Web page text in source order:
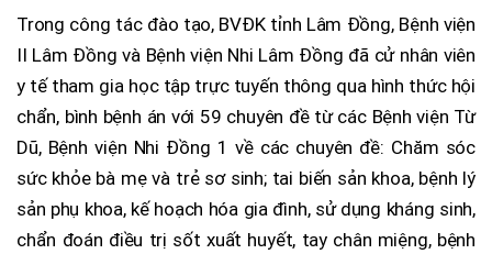
Trong công tác đào tạo, BVĐK tỉnh Lâm Đồng, Bệnh viện
II Lâm Đồng và Bệnh viện Nhi Lâm Đồng đã cử nhân viên
y tế tham gia học tập trực tuyến thông qua hình thức hội
chẩn, bình bệnh án với 59 chuyên đề từ các Bệnh viện Từ
Dũ, Bệnh viện Nhi Đồng 1 về các chuyên đề: Chăm sóc
sức khỏe bà mẹ và trẻ sơ sinh; tai biến sản khoa, bệnh lý
sản phụ khoa, kế hoạch hóa gia đình, sử dụng kháng sinh,
chẩn đoán điều trị sốt xuất huyết, tay chân miệng, bệnh